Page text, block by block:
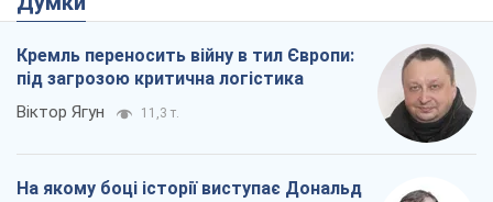
Кремль переносить війну в тил Європи:
під загрозою критична логістика
Віктор Ягун 11,3 т.
На якому боці історії виступає Дональд